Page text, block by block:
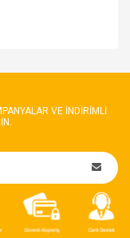
VE INDIRIMLI